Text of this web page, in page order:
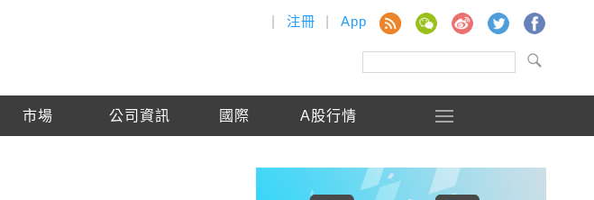
注冊 App
市場 公司資訊 國際 A股行情